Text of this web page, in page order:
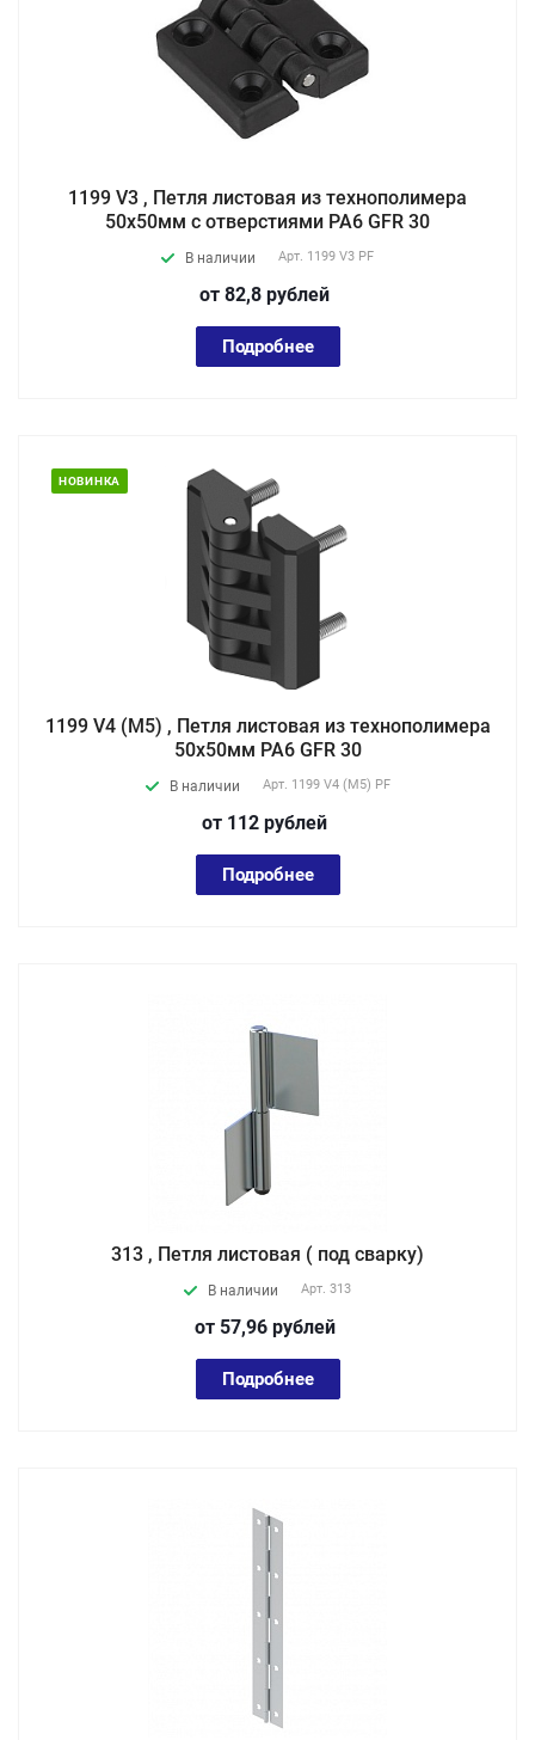
1199 V3 , Петля листовая из технополимера
50х50мм с отверстиями PA6 GFR 30
В наличии Арт. 1199 V3 PF
от 82,8 рублей
Подробнее
НОВИНКА
1199 V4 (М5) , Петля листовая из технополимера
50х50мм PA6 GFR 30
В наличии Арт. 1199 V4 (М5) PF
от 112 рублей
Подробнее
313 , Петля листовая ( под сварку)
В наличии Арт. 313
от 57,96 рублей
Подробнее